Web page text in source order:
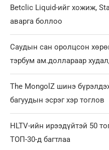
Betclic Liquid-ийг хожиж,
аварга боллоо
Саудын сан оролцсон
тэрбум ам.доллараар
The MongolZ шинэ
багуудын эсрэг хэр тоглов
HLTV-ийн ирээдүйтэй 50
ТОП-30-д багтлаа